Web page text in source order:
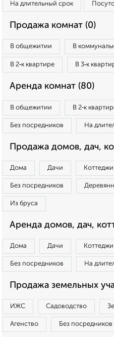
На длительный срок
Продажа комнат (0)
В общежитии В
В 2‑к квартире В 3‑к
Аренда комнат (80)
В общежитии В 2‑к
Без посредников На
Продажа домов, дач,
Дома Дачи Коттеджи
Без посредников
Из бруса
Аренда домов, дач,
Дома Дачи Коттеджи
Без посредников На
Продажа земельных
ИЖС Садоводство
Агенство Без посредников